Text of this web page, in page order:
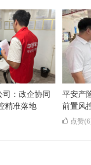
：政企协同
精准落地
平安产
前置风
点赞